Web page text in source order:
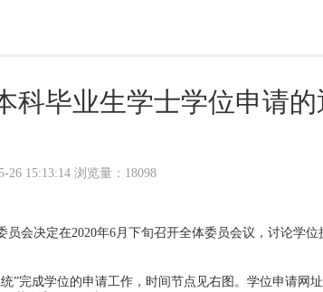
科毕业生学士学位申请的
15:13:14 浏览量：18098
会决定在2020年6月下旬召开全体委员会议，讨论学位
”完成学位的申请工作，时间节点见右图。学位申请网址